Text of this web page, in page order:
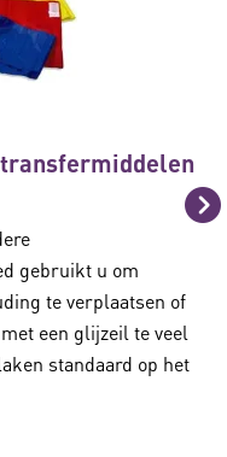
gebruikt u om
te verplaatsen of
een glijzeil te veel
standaard op het